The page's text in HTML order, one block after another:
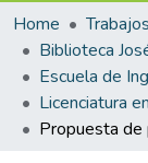
Home